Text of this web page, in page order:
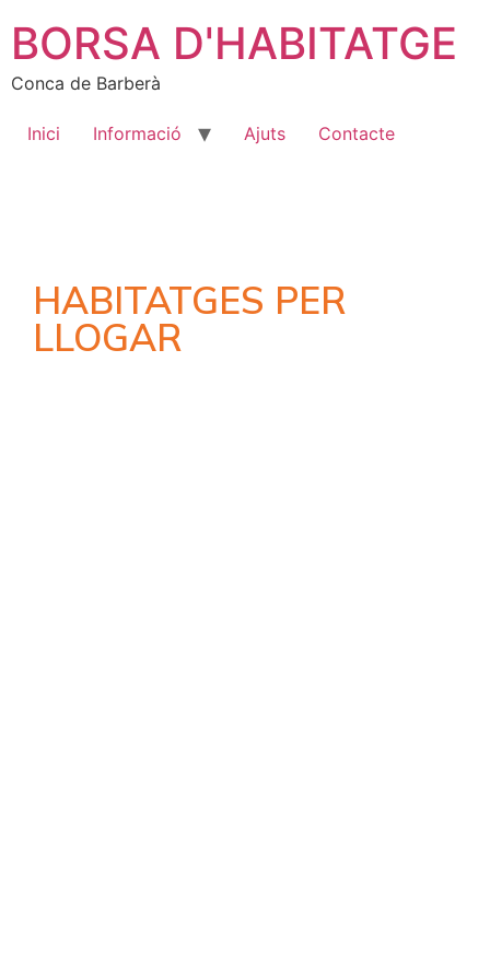
BORSA D'HABITATGE
Conca de Barberà
Inici Informació Ajuts Contacte
HABITATGES PER
LLOGAR